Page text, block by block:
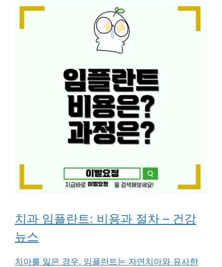
치과 임플란트: 비용과 절차 – 건강
뉴스
치아를 잃은 경우, 임플란트는 자연치아와 유사한